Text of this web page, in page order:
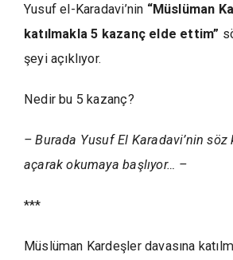
Yusuf el-Karadavi’nin “Müslüman
katılmakla 5 kazanç elde ettim”
şeyi açıklıyor.
Nedir bu 5 kazanç?
– Burada Yusuf El Karadavi’nin söz
açarak okumaya başlıyor… –
***
Müslüman Kardeşler davasına